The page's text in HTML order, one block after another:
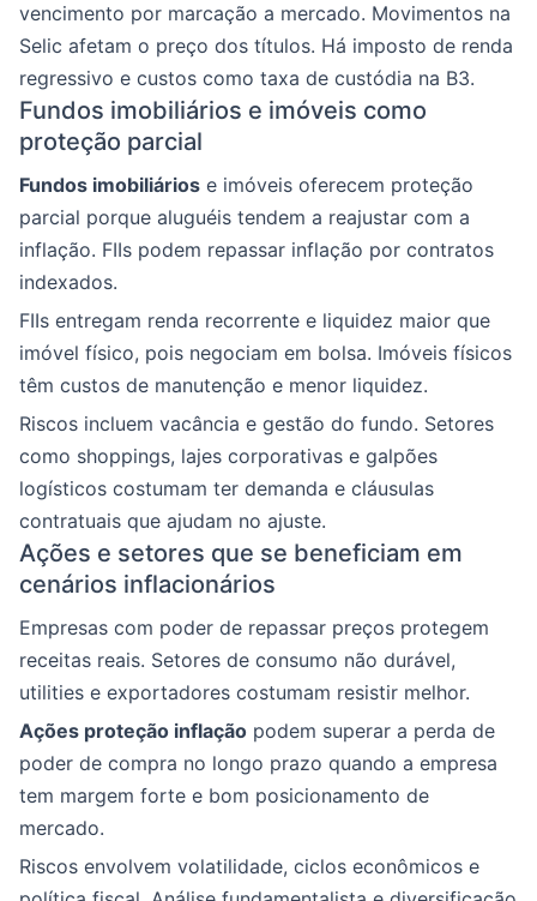
vencimento por marcação a mercado. Movimentos na
Selic afetam o preço dos títulos. Há imposto de renda
regressivo e custos como taxa de custódia na B3.
Fundos imobiliários e imóveis como
proteção parcial
Fundos imobiliários e imóveis oferecem proteção
parcial porque aluguéis tendem a reajustar com a
inflação. FIIs podem repassar inflação por contratos
indexados.
FIIs entregam renda recorrente e liquidez maior que
imóvel físico, pois negociam em bolsa. Imóveis físicos
têm custos de manutenção e menor liquidez.
Riscos incluem vacância e gestão do fundo. Setores
como shoppings, lajes corporativas e galpões
logísticos costumam ter demanda e cláusulas
contratuais que ajudam no ajuste.
Ações e setores que se beneficiam em
cenários inflacionários
Empresas com poder de repassar preços protegem
receitas reais. Setores de consumo não durável,
utilities e exportadores costumam resistir melhor.
Ações proteção inflação podem superar a perda de
poder de compra no longo prazo quando a empresa
tem margem forte e bom posicionamento de
mercado.
Riscos envolvem volatilidade, ciclos econômicos e